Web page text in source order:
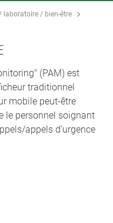
laboratoire / bien-être
(PAM) est
traditionnel
mobile peut-être
le personnel soignant
appels d’urgence